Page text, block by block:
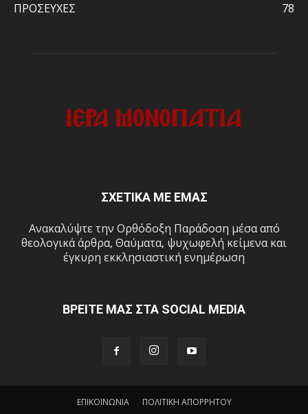
ΠΡΟΣΕΥΧΕΣ
78
ΣΧΕΤΙΚΑ ΜΕ ΕΜΑΣ
Ανακαλύψτε την Ορθόδοξη Παράδοση μέσα από
θεολογικά άρθρα, Θαύματα, ψυχωφελή κείμενα και
έγκυρη εκκλησιαστική ενημέρωση
ΒΡΕΙΤΕ ΜΑΣ ΣΤΑ SOCIAL MEDIA
ΕΠΙΚΟΙΝΩΝΙΑ ΠΟΛΙΤΙΚΗ ΑΠΟΡΡΗΤΟΥ